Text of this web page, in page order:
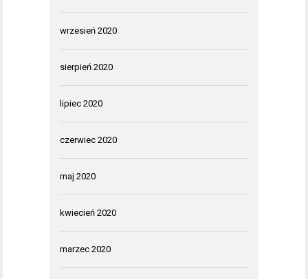
wrzesień 2020
sierpień 2020
lipiec 2020
czerwiec 2020
maj 2020
kwiecień 2020
marzec 2020